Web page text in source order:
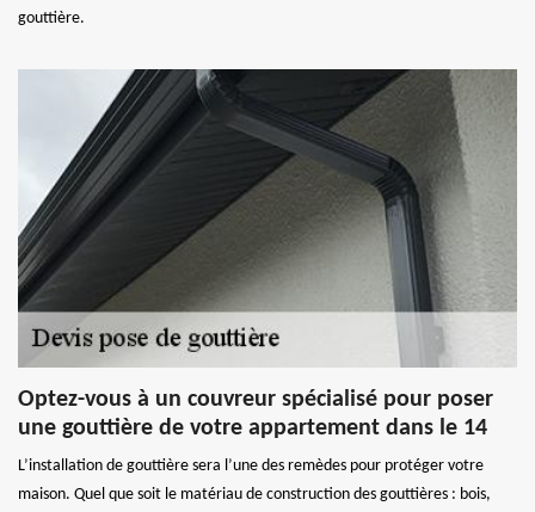
gouttière.
Optez-vous à un couvreur spécialisé pour poser
une gouttière de votre appartement dans le 14
L’installation de gouttière sera l’une des remèdes pour protéger votre
maison. Quel que soit le matériau de construction des gouttières : bois,